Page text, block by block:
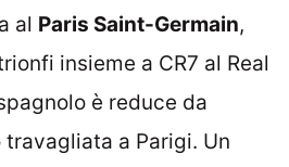
al Paris Saint-Germain,
insieme a CR7 al Real
è reduce da
travagliata a Parigi. Un